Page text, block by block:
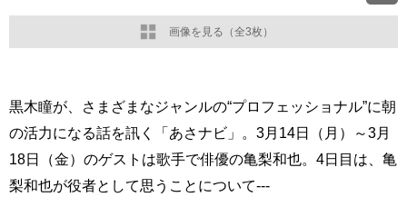
画像を見る（全3枚）
黒木瞳が、さまざまなジャンルの“プロフェッショナル”に朝
の活力になる話を訊く「あさナビ」。3月14日（月）～3月
18日（金）のゲストは歌手で俳優の亀梨和也。4日目は、亀
梨和也が役者として思うことについて---